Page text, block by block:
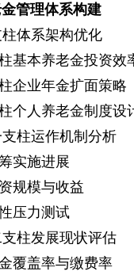
管理体系构建
体系架构优化
基本养老金投资效
企业年金扩面策略
个人养老金制度设
柱运作机制分析
实施进展
规模与收益
压力测试
柱发展现状评估
覆盖率与缴费率